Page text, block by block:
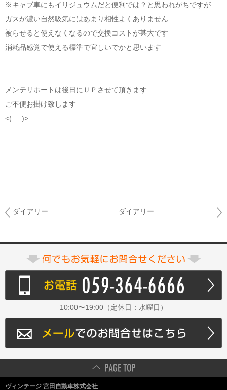
※キャブ車にもイリジュウムだと便利では？と思われがちですが
ガスが濃い自然吸気にはあまり相性よくありません
被らせると使えなくなるので交換コストが甚大です
消耗品感覚で使える標準で宜しいでかと思います
メンテリポートは後日にＵＰさせて頂きます
ご不便お掛け致します
<(_ _)>
ダイアリー ダイアリー
10:00〜19:00（定休日：水曜日）
ヴィンテージ 宮田自動車株式会社